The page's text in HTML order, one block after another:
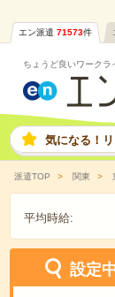
エン派遣 71573件
ちょうど良いワークラ
気になる！
派遣TOP 関東
平均時給:
設定